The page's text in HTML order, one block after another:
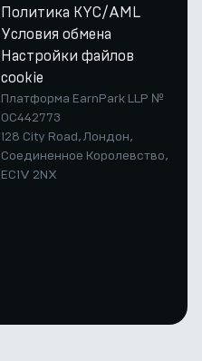
Политика KYC/AML
Условия обмена
Настройки файлов
cookie
Платформа EarnPark LLP №
OC442773
128 City Road, Лондон,
Соединенное Королевство,
EC1V 2NX